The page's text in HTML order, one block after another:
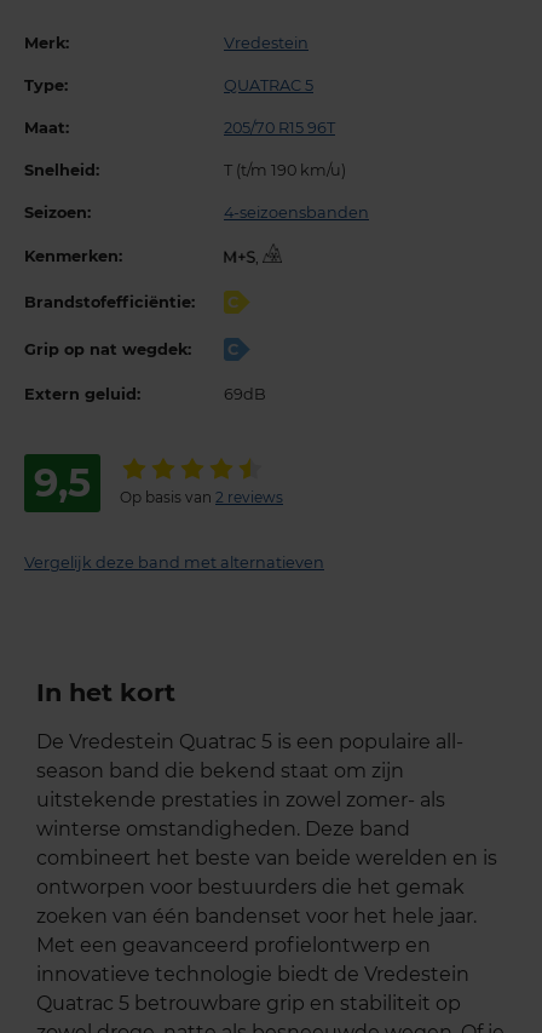
Merk: Vredestein
Type: QUATRAC 5
Maat: 205/70 R15 96T
Snelheid: T (t/m 190 km/u)
Seizoen: 4-seizoensbanden
Kenmerken: ,
Brandstofefficiëntie: C
Grip op nat wegdek: C
Extern geluid: 69dB
9,5 Op basis van 2 reviews
Vergelijk deze band met alternatieven
In het kort
De Vredestein Quatrac 5 is een populaire all-
season band die bekend staat om zijn
uitstekende prestaties in zowel zomer- als
winterse omstandigheden. Deze band
combineert het beste van beide werelden en is
ontworpen voor bestuurders die het gemak
zoeken van één bandenset voor het hele jaar.
Met een geavanceerd profielontwerp en
innovatieve technologie biedt de Vredestein
Quatrac 5 betrouwbare grip en stabiliteit op